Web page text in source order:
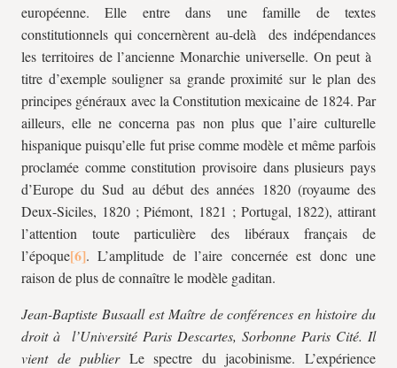
européenne. Elle entre dans une famille de textes
constitutionnels qui concernèrent au-delà des indépendances
les territoires de l’ancienne Monarchie universelle. On peut à
titre d’exemple souligner sa grande proximité sur le plan des
principes généraux avec la Constitution mexicaine de 1824. Par
ailleurs, elle ne concerna pas non plus que l’aire culturelle
hispanique puisqu’elle fut prise comme modèle et même parfois
proclamée comme constitution provisoire dans plusieurs pays
d’Europe du Sud au début des années 1820 (royaume des
Deux-Siciles, 1820 ; Piémont, 1821 ; Portugal, 1822), attirant
l’attention toute particulière des libéraux français de
l’époque
. L’amplitude de l’aire concernée est donc une
raison de plus de connaître le modèle gaditan.
Jean-Baptiste Busaall est Maître de conférences en histoire du
droit à l’Université Paris Descartes, Sorbonne Paris Cité. Il
vient de publier Le spectre du jacobinisme. L’expérience